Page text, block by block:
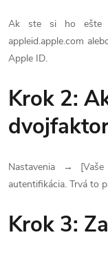
Ak ste si ho ešte
appleid.apple.com
Apple ID.
Krok 2:
Nastavenia →
autentifikácia. Trvá to
Krok 3: